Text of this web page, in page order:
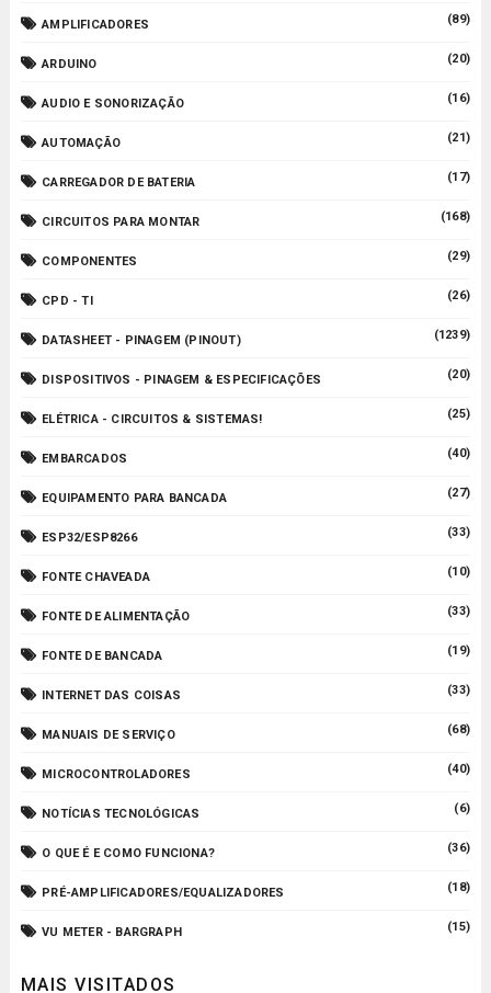
AMPLIFICADORES (89)
ARDUINO (20)
AUDIO E SONORIZAÇÃO (16)
AUTOMAÇÃO (21)
CARREGADOR DE BATERIA (17)
CIRCUITOS PARA MONTAR (168)
COMPONENTES (29)
CPD - TI (26)
DATASHEET - PINAGEM (PINOUT) (1239)
DISPOSITIVOS - PINAGEM & ESPECIFICAÇÕES (20)
ELÉTRICA - CIRCUITOS & SISTEMAS! (25)
EMBARCADOS (40)
EQUIPAMENTO PARA BANCADA (27)
ESP32/ESP8266 (33)
FONTE CHAVEADA (10)
FONTE DE ALIMENTAÇÃO (33)
FONTE DE BANCADA (19)
INTERNET DAS COISAS (33)
MANUAIS DE SERVIÇO (68)
MICROCONTROLADORES (40)
NOTÍCIAS TECNOLÓGICAS (6)
O QUE É E COMO FUNCIONA? (36)
PRÉ-AMPLIFICADORES/EQUALIZADORES (18)
VU METER - BARGRAPH (15)
MAIS VISITADOS